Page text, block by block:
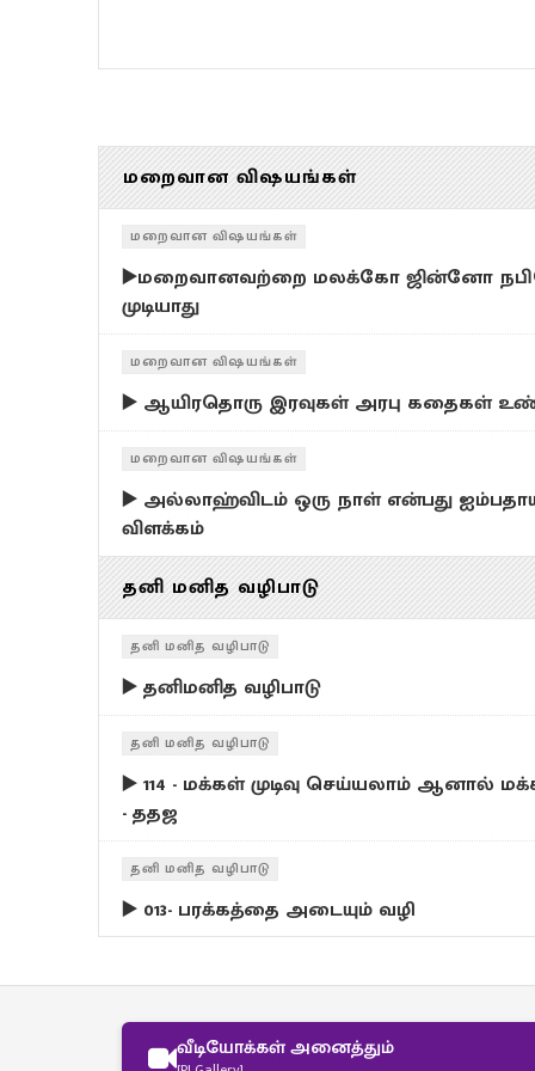
மறைவான விஷயங்கள்
மறைவான விஷயங்கள்
▶️மறைவானவற்றை மலக்கோ ஜின்னோ
முடியாது
மறைவான விஷயங்கள்
▶️ ஆயிரதொரு இரவுகள் அரபு கதைகள்
மறைவான விஷயங்கள்
▶️ அல்லாஹ்விடம் ஒரு நாள் என்பது
விளக்கம்
தனி மனித வழிபாடு
தனி மனித வழிபாடு
▶️ தனிமனித வழிபாடு
தனி மனித வழிபாடு
▶️ 114 - மக்கள் முடிவு செய்யலாம் ஆனால்
- ததஜ
தனி மனித வழிபாடு
▶️ 013- பரக்கத்தை அடையும் வழி
வீடியோக்கள் அனைத்தும்